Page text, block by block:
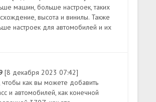
машин, больше настроек, таких
высота и винилы. Также
настроек для автомобилей и их
[8 декабря 2023 07:42]
как вы можете добавить
и автомобилей, как конечной